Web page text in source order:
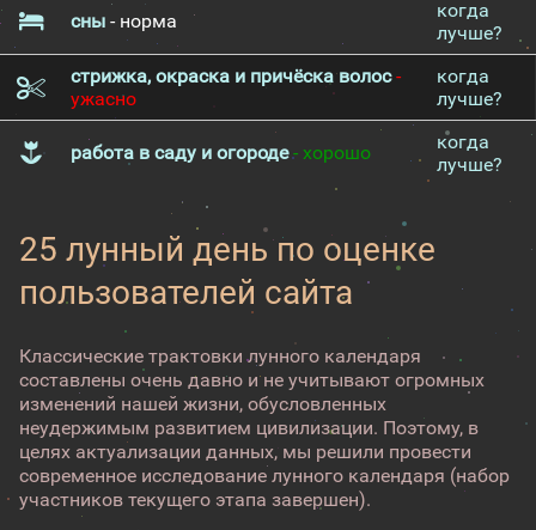
сны - норма
когда
лучше?
стрижка, окраска и причёска волос-
ужасно
когда
лучше?
работа в саду и огороде- хорошо
когда
лучше?
25 лунный день по оценке
пользователей сайта
Классические трактовки лунного календаря
составлены очень давно и не учитывают огромных
изменений нашей жизни, обусловленных
неудержимым развитием цивилизации. Поэтому, в
целях актуализации данных, мы решили провести
современное исследование лунного календаря (набор
участников текущего этапа завершен).